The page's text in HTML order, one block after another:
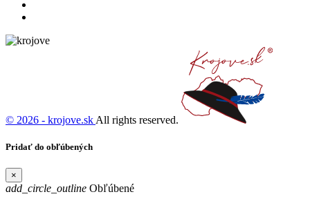
© 2026 - krojove.sk All rights reserved.
Pridať do obľúbených
×
add_circle_outline Obľúbené